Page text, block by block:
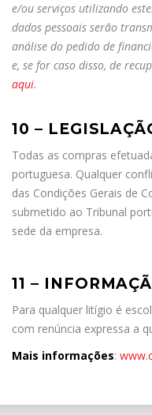
e/ou serviços utilizando
dados pessoais serão
análise do pedido de
e, se for caso disso, de
aqui.
10 –
Todas as compras
portuguesa. Qualquer
das Condições Gerais de
submetido ao Tribunal
sede da empresa.
11 –
Para qualquer litígio é
com renúncia expressa a
Mais informações: